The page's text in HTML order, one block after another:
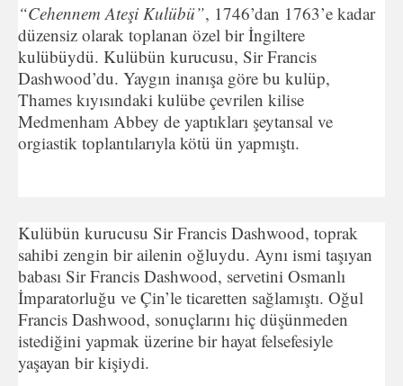
“Cehennem Ateşi Kulübü”, 1746’dan 1763’e kadar
düzensiz olarak toplanan özel bir İngiltere
kulübüydü. Kulübün kurucusu, Sir Francis
Dashwood’du. Yaygın inanışa göre bu kulüp,
Thames kıyısındaki kulübe çevrilen kilise
Medmenham Abbey de yaptıkları şeytansal ve
orgiastik toplantılarıyla kötü ün yapmıştı.
Kulübün kurucusu Sir Francis Dashwood, toprak
sahibi zengin bir ailenin oğluydu. Aynı ismi taşıyan
babası Sir Francis Dashwood, servetini Osmanlı
İmparatorluğu ve Çin’le ticaretten sağlamıştı. Oğul
Francis Dashwood, sonuçlarını hiç düşünmeden
istediğini yapmak üzerine bir hayat felsefesiyle
yaşayan bir kişiydi.